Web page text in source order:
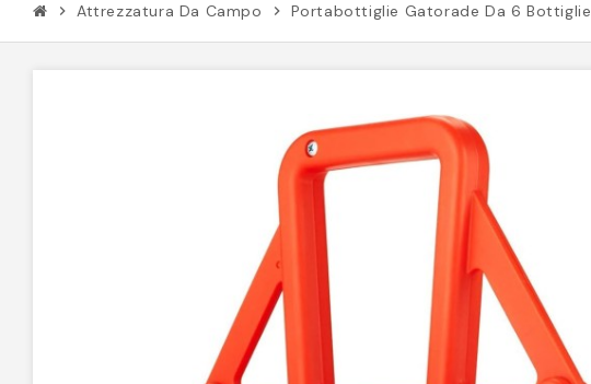
chevron_right Attrezzatura Da Campo chevron_right Portabottiglie Gatorade Da 6 Bottiglie